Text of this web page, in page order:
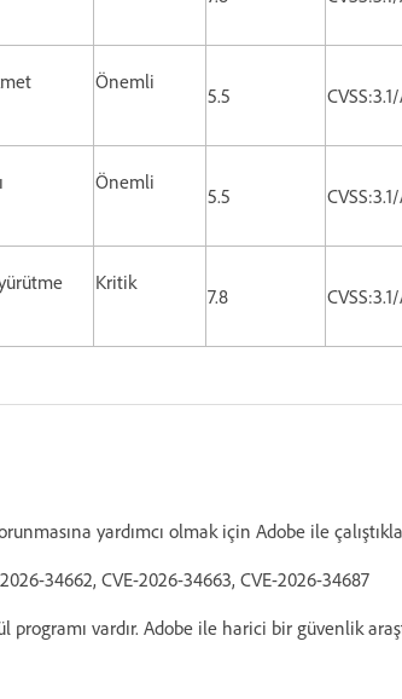
Önemli
5.5
Önemli
5.5
Kritik
7.8
yardımcı olmak için Adobe ile
34662, CVE-2026-34663, CVE-2026-34687
vardır. Adobe ile harici bir güvenlik